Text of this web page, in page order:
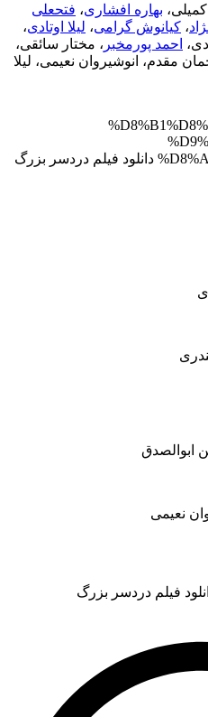
بهاره افشاری،فتحعلی
گرامی،لیلا اوتادی
پورمخبر، مختار سائقی،
انوشیروان نعیمی، لیلا
دردسر بزرگ